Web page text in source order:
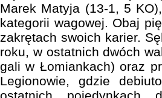
Marek Matyja (13-1, 5
kategorii wagowej. Obaj
zakrętach swoich karier.
roku, w ostatnich dwóch
gali w Łomiankach) oraz
Legionowie, gdzie